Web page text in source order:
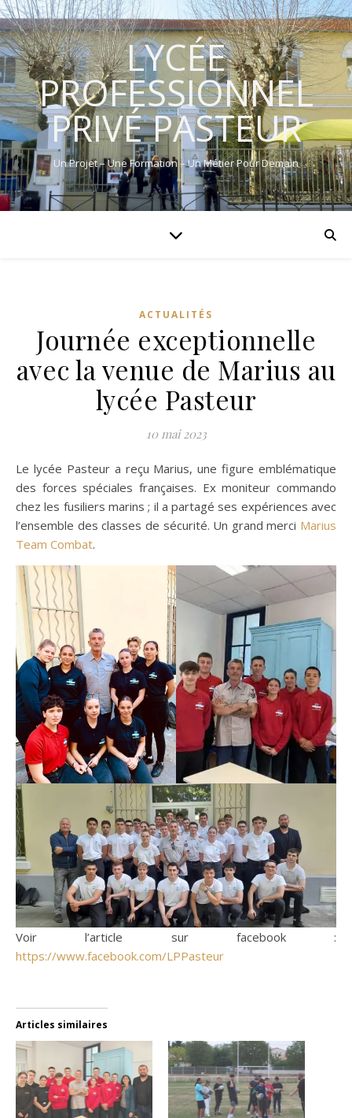
LYCÉE
PROFESSIONNEL
PRIVÉ PASTEUR
Un Projet – Une Formation – Un Métier Pour Demain
ACTUALITÉS
Journée exceptionnelle
avec la venue de Marius au
lycée Pasteur
10 mai 2023
Le lycée Pasteur a reçu Marius, une figure emblématique
des forces spéciales françaises. Ex moniteur commando
chez les fusiliers marins ; il a partagé ses expériences avec
l’ensemble des classes de sécurité. Un grand merci Marius
Team Combat.
Voir l’article sur facebook :
https://www.facebook.com/LPPasteur
Articles similaires